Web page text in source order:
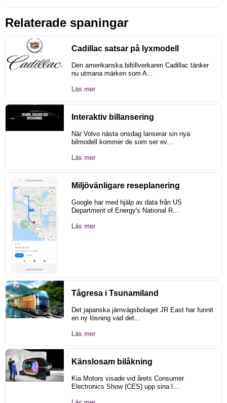
Relaterade spaningar
Cadillac satsar på lyxmodell
Den amerikanska biltillverkaren Cadillac tänker
nu utmana märken som A...
Läs mer
Interaktiv billansering
När Volvo nästa onsdag lanserar sin nya
bilmodell kommer de som ser ev...
Läs mer
Miljövänligare reseplanering
Google har med hjälp av data från US
Department of Energy's National R...
Läs mer
Tågresa i Tsunamiland
Det japanska järnvägsbolaget JR East har funnit
en ny lösning vad det...
Läs mer
Känslosam bilåkning
Kia Motors visade vid årets Consumer
Electronics Show (CES) upp sina l...